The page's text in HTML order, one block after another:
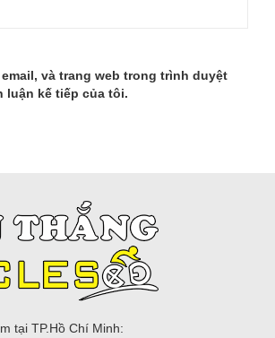
và trang web trong trình duyệt
luận kế tiếp của tôi.
tại TP.Hồ Chí Minh: